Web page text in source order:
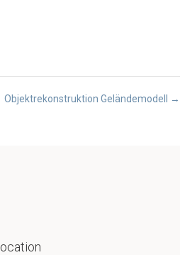
Objektrekonstruktion Geländemodell →